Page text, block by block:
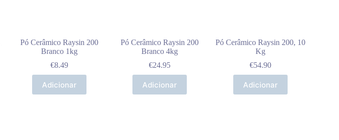
Pó Cerâmico Raysin 200
Branco 1kg
€8.49
Adicionar
Pó Cerâmico Raysin 200
Branco 4kg
€24.95
Adicionar
Pó Cerâmico Raysin 200, 10
Kg
€54.90
Adicionar